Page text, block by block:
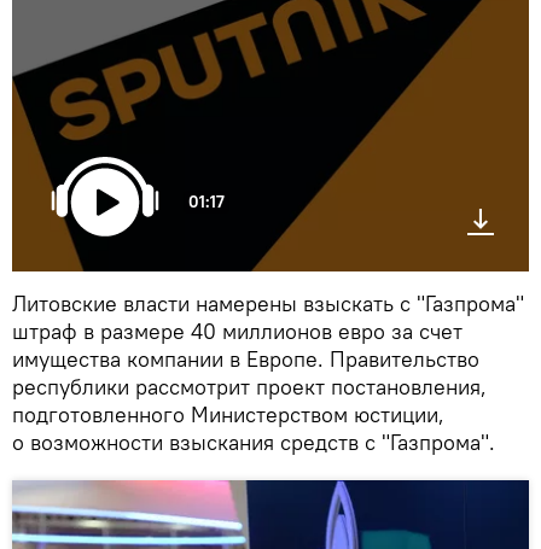
01:17
Литовские власти намерены взыскать с "Газпрома"
штраф в размере 40 миллионов евро за счет
имущества компании в Европе. Правительство
республики рассмотрит проект постановления,
подготовленного Министерством юстиции,
о возможности взыскания средств с "Газпрома".